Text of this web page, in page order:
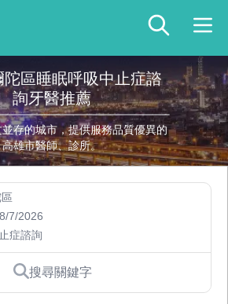
陀區睡眠呼吸中止症諮
詢牙醫推薦
存的城市，提供服務品質優異的
高雄市醫師、診所。
8/7/2026
症諮詢
搜尋關鍵字